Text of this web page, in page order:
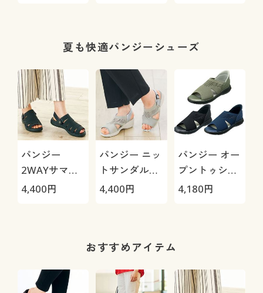
夏も快適パンジーシューズ
パンジー
2WAYサマー
サンダル
4,400円
パンジー ニッ
トサンダル
(BB5957)
4,400円
パンジー オー
プントゥシュ
ーズ(4447)
4,180円
おすすめアイテム